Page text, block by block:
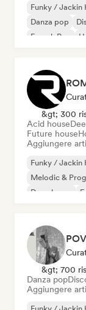
Funky / Jackin
Danza pop
French Pop
&gt; 300
Acid house
Future house
Aggiungere
Funky / Jackin
Melodic &
Deep house
&gt; 700
Danza pop
Aggiungere